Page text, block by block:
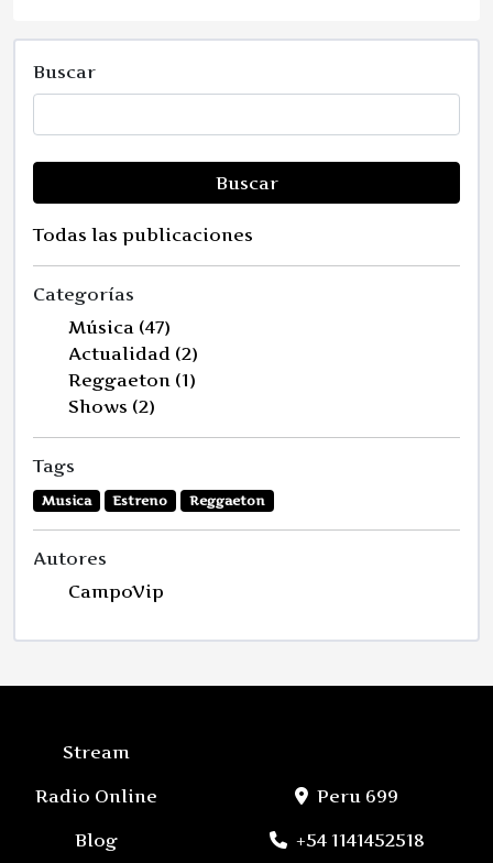
Buscar
Buscar
Todas las publicaciones
Categorías
Música (47)
Actualidad (2)
Reggaeton (1)
Shows (2)
Tags
Musica Estreno Reggaeton
Autores
CampoVip
Stream
Radio Online
Blog
Peru 699
+54 1141452518